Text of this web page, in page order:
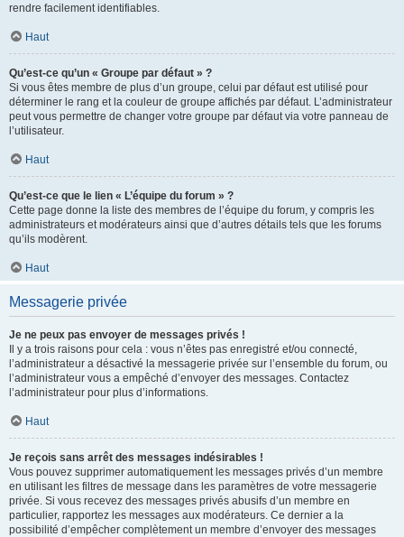
rendre facilement identifiables.
Haut
Qu’est-ce qu’un « Groupe par défaut » ?
Si vous êtes membre de plus d’un groupe, celui par défaut est utilisé pour
déterminer le rang et la couleur de groupe affichés par défaut. L’administrateur
peut vous permettre de changer votre groupe par défaut via votre panneau de
l’utilisateur.
Haut
Qu’est-ce que le lien « L’équipe du forum » ?
Cette page donne la liste des membres de l’équipe du forum, y compris les
administrateurs et modérateurs ainsi que d’autres détails tels que les forums
qu’ils modèrent.
Haut
Messagerie privée
Je ne peux pas envoyer de messages privés !
Il y a trois raisons pour cela : vous n’êtes pas enregistré et/ou connecté,
l’administrateur a désactivé la messagerie privée sur l’ensemble du forum, ou
l’administrateur vous a empêché d’envoyer des messages. Contactez
l’administrateur pour plus d’informations.
Haut
Je reçois sans arrêt des messages indésirables !
Vous pouvez supprimer automatiquement les messages privés d’un membre
en utilisant les filtres de message dans les paramètres de votre messagerie
privée. Si vous recevez des messages privés abusifs d’un membre en
particulier, rapportez les messages aux modérateurs. Ce dernier a la
possibilité d’empêcher complètement un membre d’envoyer des messages